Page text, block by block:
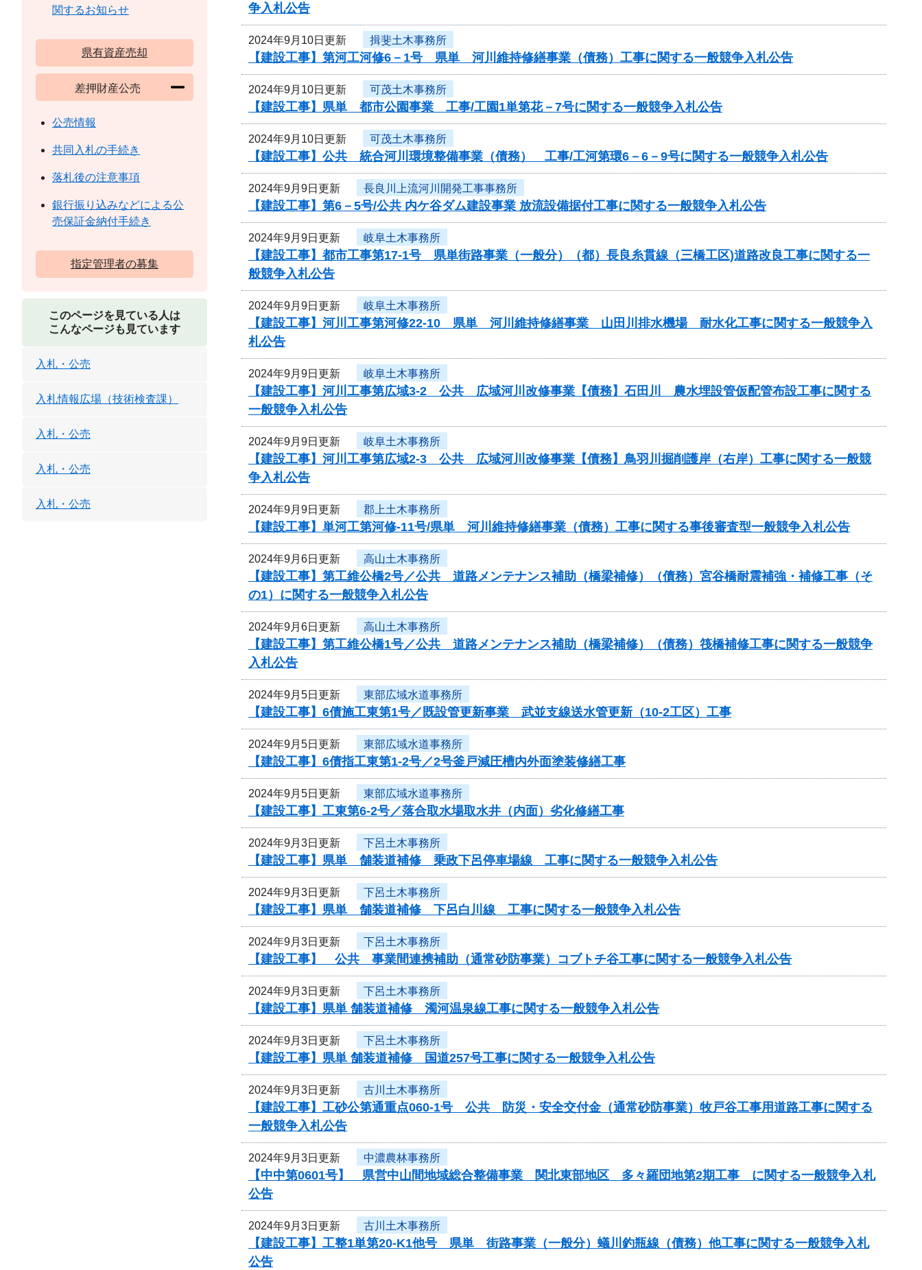
争入札公告
2024年9月10日更新 揖斐土木事務所
【建設工事】第河工河修6－1号 県単 河川維持修繕事業（債務）工事に関する一般競争入札公告
2024年9月10日更新 可茂土木事務所
【建設工事】県単 都市公園事業 工事/工園1単第花－7号に関する一般競争入札公告
2024年9月10日更新 可茂土木事務所
【建設工事】公共 統合河川環境整備事業（債務） 工事/工河第環6－6－9号に関する一般競争入札公告
2024年9月9日更新 長良川上流河川開発工事事務所
【建設工事】第6－5号/公共 内ケ谷ダム建設事業 放流設備据付工事に関する一般競争入札公告
2024年9月9日更新 岐阜土木事務所
【建設工事】都市工事第17-1号 県単街路事業（一般分）（都）長良糸貫線（三橋工区)道路改良工事に関する一
般競争入札公告
2024年9月9日更新 岐阜土木事務所
【建設工事】河川工事第河修22-10 県単 河川維持修繕事業 山田川排水機場 耐水化工事に関する一般競争入
札公告
2024年9月9日更新 岐阜土木事務所
【建設工事】河川工事第広域3-2 公共 広域河川改修事業【債務】石田川 農水埋設管仮配管布設工事に関する
一般競争入札公告
2024年9月9日更新 岐阜土木事務所
【建設工事】河川工事第広域2-3 公共 広域河川改修事業【債務】鳥羽川掘削護岸（右岸）工事に関する一般競
争入札公告
2024年9月9日更新 郡上土木事務所
【建設工事】単河工第河修-11号/県単 河川維持修繕事業（債務）工事に関する事後審査型一般競争入札公告
2024年9月6日更新 高山土木事務所
【建設工事】第工維公橋2号／公共 道路メンテナンス補助（橋梁補修）（債務）宮谷橋耐震補強・補修工事（そ
の1）に関する一般競争入札公告
2024年9月6日更新 高山土木事務所
【建設工事】第工維公橋1号／公共 道路メンテナンス補助（橋梁補修）（債務）筏橋補修工事に関する一般競争
入札公告
2024年9月5日更新 東部広域水道事務所
【建設工事】6債施工東第1号／既設管更新事業 武並支線送水管更新（10-2工区）工事
2024年9月5日更新 東部広域水道事務所
【建設工事】6債指工東第1-2号／2号釜戸減圧槽内外面塗装修繕工事
2024年9月5日更新 東部広域水道事務所
【建設工事】工東第6-2号／落合取水場取水井（内面）劣化修繕工事
2024年9月3日更新 下呂土木事務所
【建設工事】県単 舗装道補修 乗政下呂停車場線 工事に関する一般競争入札公告
2024年9月3日更新 下呂土木事務所
【建設工事】県単 舗装道補修 下呂白川線 工事に関する一般競争入札公告
2024年9月3日更新 下呂土木事務所
【建設工事】 公共 事業間連携補助（通常砂防事業）コブトチ谷工事に関する一般競争入札公告
2024年9月3日更新 下呂土木事務所
【建設工事】県単 舗装道補修 濁河温泉線工事に関する一般競争入札公告
2024年9月3日更新 下呂土木事務所
【建設工事】県単 舗装道補修 国道257号工事に関する一般競争入札公告
2024年9月3日更新 古川土木事務所
【建設工事】工砂公第通重点060-1号 公共 防災・安全交付金（通常砂防事業）牧戸谷工事用道路工事に関する
一般競争入札公告
2024年9月3日更新 中濃農林事務所
【中中第0601号】 県営中山間地域総合整備事業 関北東部地区 多々羅団地第2期工事 に関する一般競争入札
公告
2024年9月3日更新 古川土木事務所
【建設工事】工整1単第20-K1他号 県単 街路事業（一般分）蟻川釣瓶線（債務）他工事に関する一般競争入札
公告
関するお知らせ
県有資産売却
差押財産公売
公売情報
共同入札の手続き
落札後の注意事項
銀行振り込みなどによる公
売保証金納付手続き
指定管理者の募集
このページを見ている人は
こんなページも見ています
入札・公売
入札情報広場（技術検査課）
入札・公売
入札・公売
入札・公売